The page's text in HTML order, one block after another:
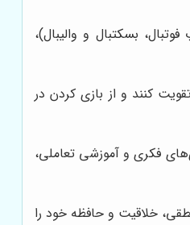
بسکتبال و والیبال)،
کنند و از بازی کردن در
فکری و آموزشی تعاملی،
خلاقیت و حافظه خود را